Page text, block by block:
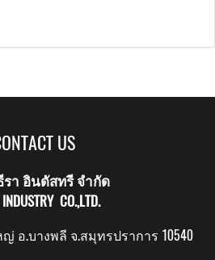
US
า อินดัสทรี จำกัด
INDUSTRY CO.,LTD.
อ.บางพลี จ.สมุทรปราการ 10540